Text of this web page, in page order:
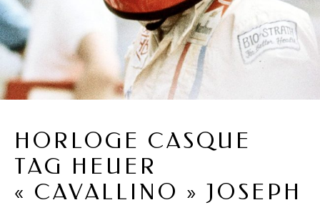
HORLOGE CASQUE
TAG HEUER
« CAVALLINO » JOSEPH